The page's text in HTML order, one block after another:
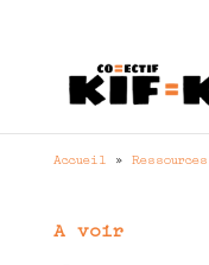
Accueil » Ressources
A voir